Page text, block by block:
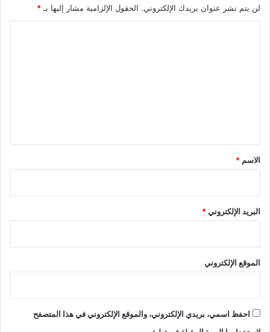
لن يتم نشر عنوان بريدك الإلكتروني. الحقول الإلزامية مشار إليها بـ *
*
الاسم *
البريد الإلكتروني*
الموقع الإلكتروني
احفظ اسمي، بريدي الإلكتروني، والموقع الإلكتروني في هذا المتصفح